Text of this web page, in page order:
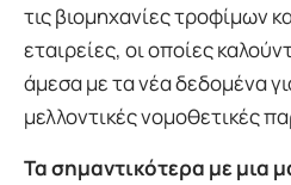
τις βιομηχανίες τροφίμων
εταιρείες, οι οποίες
άμεσα με τα νέα δεδομένα
μελλοντικές νομοθετικές
Τα σημαντικότερα με μια